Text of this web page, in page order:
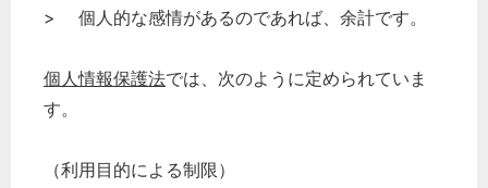
> 個人的な感情があるのであれば、余計です。
個人情報保護法では、次のように定められていま
す。
（利用目的による制限）